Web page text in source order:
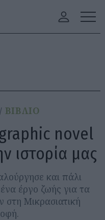
ΒΙΒΛΙΟ
graphic novel
ιστορία μας
και πάλι
έργο ζωής για τα
Μικρασιατική